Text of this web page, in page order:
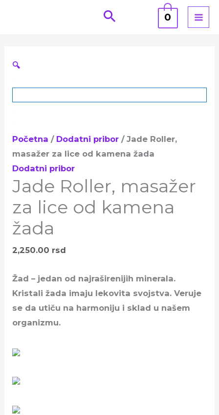
0
🔍
Početna / Dodatni pribor / Jade Roller,
masažer za lice od kamena žada
Dodatni pribor
Jade Roller, masažer
za lice od kamena
žada
2,250.00 rsd
Žad – jedan od najraširenijih minerala.
Kristali žada imaju lekovita svojstva. Veruje
se da utiču na harmoniju i sklad u našem
organizmu.